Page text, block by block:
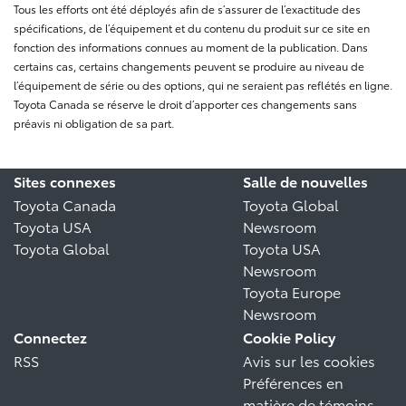
Tous les efforts ont été déployés afin de s’assurer de l’exactitude des
spécifications, de l’équipement et du contenu du produit sur ce site en
fonction des informations connues au moment de la publication. Dans
certains cas, certains changements peuvent se produire au niveau de
l’équipement de série ou des options, qui ne seraient pas reflétés en ligne.
Toyota Canada se réserve le droit d’apporter ces changements sans
préavis ni obligation de sa part.
Sites connexes
Toyota Canada
Toyota USA
Toyota Global
Salle de nouvelles
Toyota Global
Newsroom
Toyota USA
Newsroom
Toyota Europe
Newsroom
Connectez
RSS
Cookie Policy
Avis sur les cookies
Préférences en